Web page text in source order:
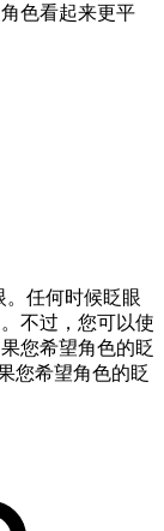
色看起来更平
。任何时候眨眼
不过，您可以使
您希望角色的眨
您希望角色的眨